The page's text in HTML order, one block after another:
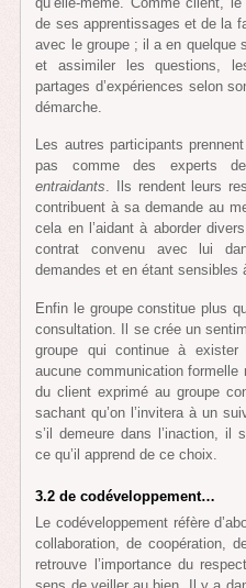
de ses apprentissages et de la
avec le groupe ; il a en quelque
et assimiler les questions,
partages d’expériences selon
démarche.
Les autres participants
pas comme des experts
entraidants. Ils rendent leurs
contribuent à sa demande au
cela en l’aidant à aborder
contrat convenu avec lui
demandes et en étant sensibles
Enfin le groupe constitue plus
consultation. Il se crée un
groupe qui continue à
aucune communication formelle
du client exprimé au groupe
sachant qu’on l’invitera à un
s’il demeure dans l’inaction, il
ce qu’il apprend de ce choix.
3.2 de codéveloppement…
Le codéveloppement réfère
collaboration, de coopération,
retrouve l’importance du